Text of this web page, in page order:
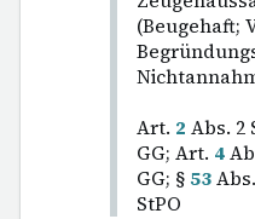
(Beugehaft;
Art. 2 Abs. 2
GG; Art. 4
GG; § 53
StPO